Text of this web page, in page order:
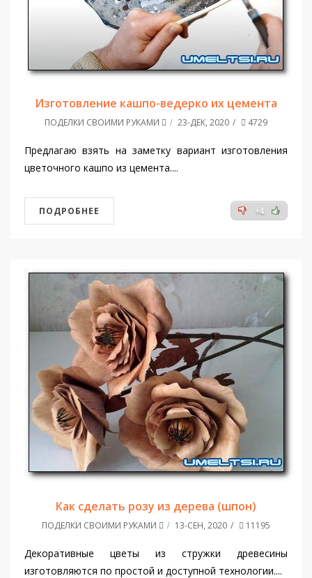
Изготовление кашпо-ведерко их цемента
ПОДЕЛКИ СВОИМИ РУКАМИ 23-ДЕК, 2020 4729
Предлагаю взять на заметку вариант изготовления
цветочного кашпо из цемента....
+4
ПОДРОБНЕЕ
Как сделать розу из дерева (шпон)
ПОДЕЛКИ СВОИМИ РУКАМИ 13-СЕН, 2020 11195
Декоративные цветы из стружки древесины
изготовляются по простой и доступной технологии....